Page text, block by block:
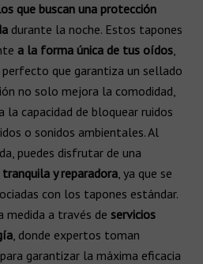
que buscan una protección
durante la noche. Estos tapones
a la forma única de tus oídos,
que garantiza un sellado
no solo mejora la comodidad,
capacidad de bloquear ruidos
o sonidos ambientales. Al
puedes disfrutar de una
y reparadora, ya que se
con los tapones estándar.
medida a través de servicios
, donde expertos toman
garantizar la máxima eficacia